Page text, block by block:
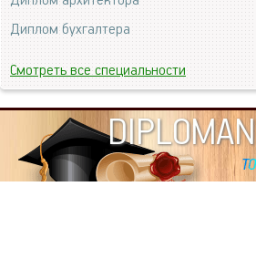
Диплом бухгалтера
Смотреть все специальности
DIPLOMAN